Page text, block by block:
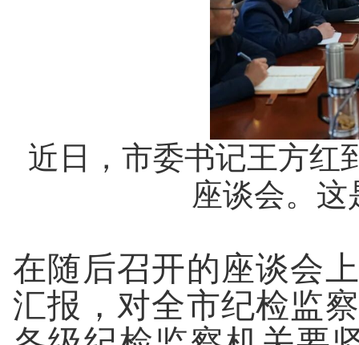
近日，市委书记王方红
座谈会。
在随后召开的座谈会
汇报，对全市纪检监